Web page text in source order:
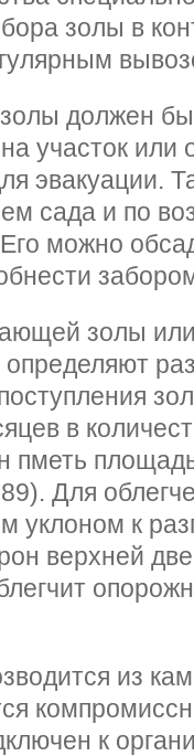
золы в
должен
участок или
эвакуации.
сада и по
можно
золы
в
пметь
Для
уклоном к
верхней
из
к